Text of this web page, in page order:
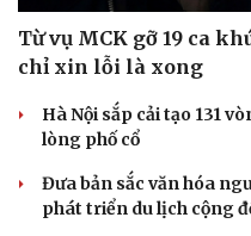
Từ vụ MCK gỡ 19 ca
chỉ xin lỗi là xong
Hà Nội sắp cải tạo 131
lòng phố cổ
Đưa bản sắc văn hóa
phát triển du lịch cộng